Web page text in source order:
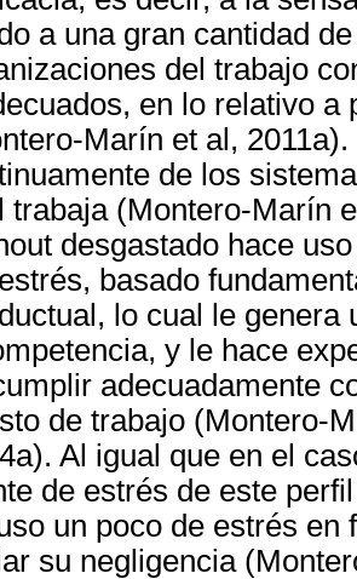
a una gran cantidad
del trabajo
en lo relativo
Marín et al,
de los
trabaja (Montero-Marín
desgastado hace
basado
lo cual le genera
y le hace
adecuadamente
de trabajo (Montero-
Al igual que en el
de estrés de este
un poco de estrés en
su negligencia